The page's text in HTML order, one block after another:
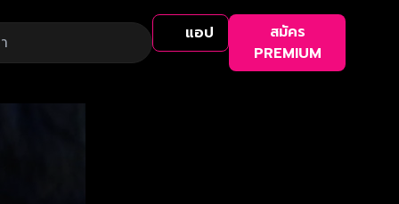
แอป
สมัคร
PREMIUM